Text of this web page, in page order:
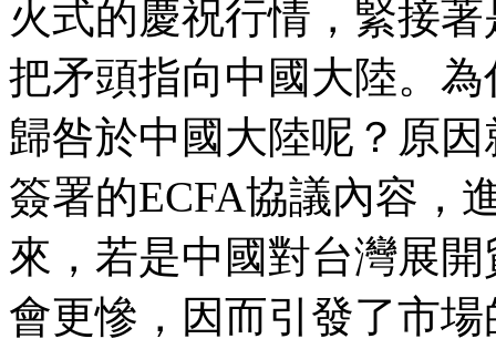
火式的慶祝行情，緊接
把矛頭指向中國大陸。
歸咎於中國大陸呢？原
簽署的ECFA協議內容，
來，若是中國對台灣展
會更慘，因而引發了市